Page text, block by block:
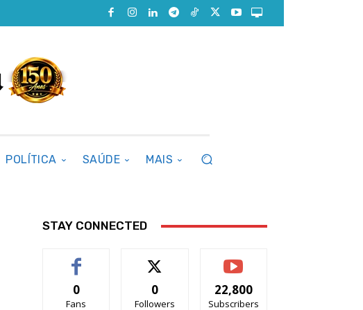
POLÍTICA SAÚDE MAIS
STAY CONNECTED
0
Fans
0
Followers
22,800
Subscribers